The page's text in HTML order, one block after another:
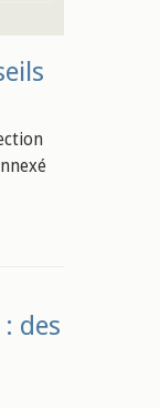
des